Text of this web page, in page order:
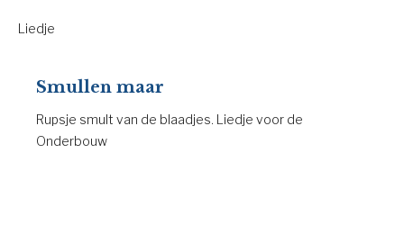
Liedje
Smullen maar
Rupsje smult van de blaadjes. Liedje voor de
Onderbouw